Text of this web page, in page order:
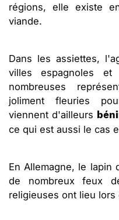
régions, elle existe
viande.
Dans les assiettes,
villes espagnoles et
nombreuses
joliment fleuries
viennent d'ailleurs
ce qui est aussi le cas
En Allemagne, le lapin
de nombreux feux
religieuses ont lieu lors